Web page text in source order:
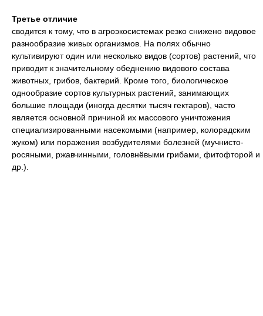
Третье отличие
сводится к тому, что в агроэкосистемах резко снижено видовое
разнообразие живых организмов. На полях обычно
культивируют один или несколько видов (сортов) растений, что
приводит к значительному обеднению видового состава
животных, грибов, бактерий. Кроме того, биологическое
однообразие сортов культурных растений, занимающих
большие площади (иногда десятки тысяч гектаров), часто
является основной причиной их массового уничтожения
специализированными насекомыми (например, колорадским
жуком) или поражения возбудителями болезней (мучнисто-
росяными, ржавчинными, головнёвыми грибами, фитофторой и
др.).